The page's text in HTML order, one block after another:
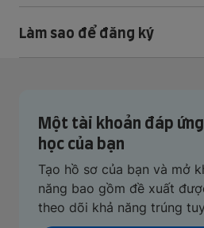
Làm sao để đăng ký
Một tài khoản đáp
học của bạn
Tạo hồ sơ của bạn và mở
năng bao gồm đề xuất
theo dõi khả năng trúng